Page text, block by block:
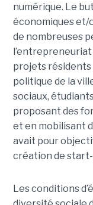
numérique. Le
économiques et/
de nombreuses
l’entrepreneuriat
projets résidents
politique de la
sociaux,
proposant des
et en mobilisant
avait pour
création de start-
Les conditions